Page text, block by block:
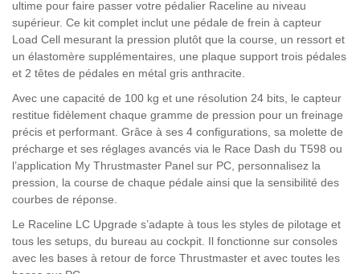
ultime pour faire passer votre pédalier Raceline au niveau
supérieur. Ce kit complet inclut une pédale de frein à capteur
Load Cell mesurant la pression plutôt que la course, un ressort et
un élastomère supplémentaires, une plaque support trois pédales
et 2 têtes de pédales en métal gris anthracite.
Avec une capacité de 100 kg et une résolution 24 bits, le capteur
restitue fidèlement chaque gramme de pression pour un freinage
précis et performant. Grâce à ses 4 configurations, sa molette de
précharge et ses réglages avancés via le Race Dash du T598 ou
l’application My Thrustmaster Panel sur PC, personnalisez la
pression, la course de chaque pédale ainsi que la sensibilité des
courbes de réponse.
Le Raceline LC Upgrade s’adapte à tous les styles de pilotage et
tous les setups, du bureau au cockpit. Il fonctionne sur consoles
avec les bases à retour de force Thrustmaster et avec toutes les